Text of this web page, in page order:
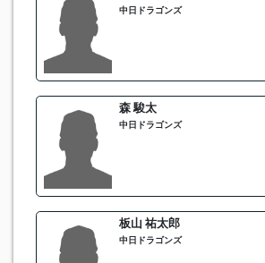
中日ドラゴンズ
森 駿太
中日ドラゴンズ
板山 祐太郎
中日ドラゴンズ